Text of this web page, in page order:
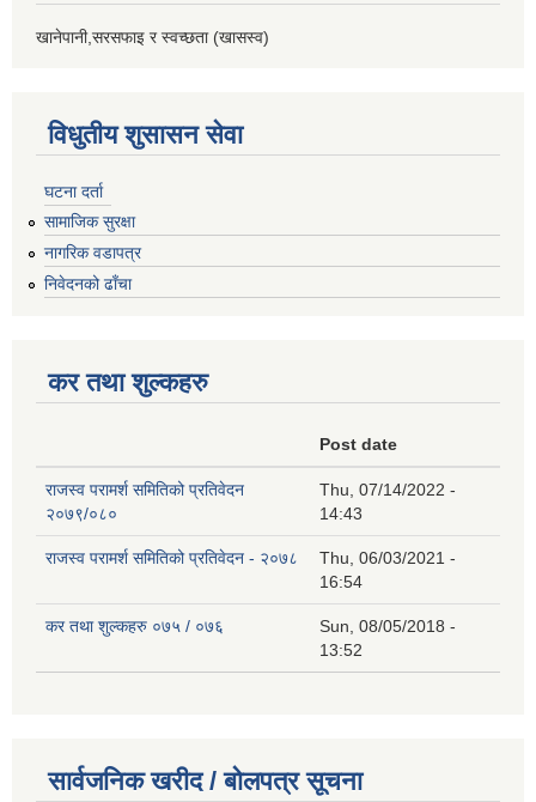
खानेपानी,सरसफाइ र स्वच्छता (खासस्व)
विधुतीय शुसासन सेवा
घटना दर्ता
सामाजिक सुरक्षा
नागरिक वडापत्र
निवेदनको ढाँचा
कर तथा शुल्कहरु
Post date
राजस्व परामर्श समितिको प्रतिवेदन
२०७९/०८०
Thu, 07/14/2022 -
14:43
राजस्व परामर्श समितिको प्रतिवेदन - २०७८
Thu, 06/03/2021 -
16:54
कर तथा शुल्कहरु ०७५ / ०७६
Sun, 08/05/2018 -
13:52
सार्वजनिक खरीद / बोलपत्र सूचना